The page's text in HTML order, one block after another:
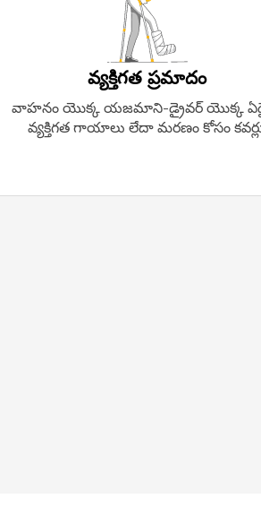
వ్యక్తిగత ప్రమాదం
వాహనం యొక్క యజమాని-డ్రైవర్ యొక్క
వ్యక్తిగత గాయాలు లేదా మరణం కోసం